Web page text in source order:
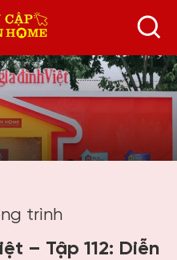
trình
– Tập 112: Diễn